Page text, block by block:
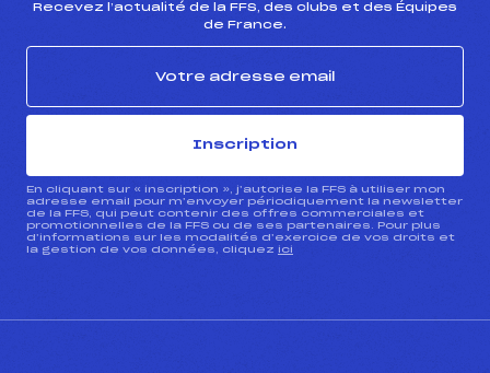
Recevez l’actualité de la FFS, des clubs et des Équipes
de France.
Inscription
En cliquant sur « inscription », j’autorise la FFS à utiliser mon
adresse email pour m’envoyer périodiquement la newsletter
de la FFS, qui peut contenir des offres commerciales et
promotionnelles de la FFS ou de ses partenaires. Pour plus
d’informations sur les modalités d’exercice de vos droits et
la gestion de vos données, cliquez ici